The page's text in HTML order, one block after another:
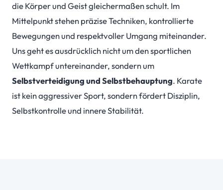
die Körper und Geist gleichermaßen schult. Im
Mittelpunkt stehen präzise Techniken, kontrollierte
Bewegungen und respektvoller Umgang miteinander.
Uns geht es ausdrücklich nicht um den sportlichen
Wettkampf untereinander, sondern um
Selbstverteidigung und Selbstbehauptung. Karate
ist kein aggressiver Sport, sondern fördert Disziplin,
Selbstkontrolle und innere Stabilität.